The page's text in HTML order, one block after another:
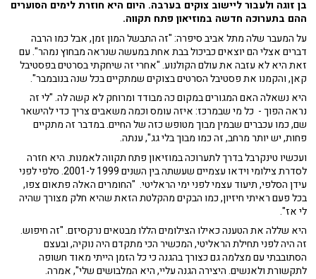
בן זוגה ולעבור ליישוב צוקים בערבה. היום היא חוזרת לימים הסוערים
ההם בתערוכה חדשה במוזיאון פתח תקווה.
על המעבר שלה מתל אביב סיפרה: "זה התבשל המון זמן, אבל כמו הרבה
דברים אצלי הם יוצאים כביכול בבת אחת במעשה שנראה מבחוץ נמהר". עם
זאת היא לא עזבה את עולם הקולנוע. "אחרי זה שיחקתי בסרטים בפסטיבל
קאן, והקמנו את פסטיבל הסרטים בצוקים שמתקיים בכל שנה בנובמבר".
היא נשאלה האם המגורים במקום כה מבודד ומרוחק לא קשה לה. "לי זה
נראה הפוך - כל מי שבמרכז: איזה עומס וכמה משאבים צריך כדי להישאר
שם, כמו עכברים שבמין מבוך מטופש כזה של החיים. במדבר זה מתקיים
פחות, יש יותר מרחב, זה כמו מבוך בלי גג", ענתה.
ועכשיו טינקרבל בדרך לתערוכה במוזיאון פתח תקווה לאמנות. היא חזרה
לסדרת צילומי וידאו עצמיים שעשתה בין השנים 1999 ל-2001. סלפי לפני
עידן הסלפי, תיעוד עצמי לפני ימי הראליטי. "החומרים האלה פתאום צפו,
בכל פעם ראיתי חיזיון, כמו הבקים מהקלטת הזאת שהיא חלק מצורך שהיה
לי אז".
היא שללה את הטענה כאילו הצילומים הללו מבטאים נרקסיזם. "זה חיפוש.
זה היה לפני תחילת הראליטי, המכשיר הכי מתקדם היה נוקיה, ובעצם
הסתובבתי עם מצלמה גם כצורך בהגנה כי כל הזמן הייתי מאוד חשופה
לתקשורת ולאנשים. היצירה הגנה עליי, היא המלבושים שלי", אמרה.